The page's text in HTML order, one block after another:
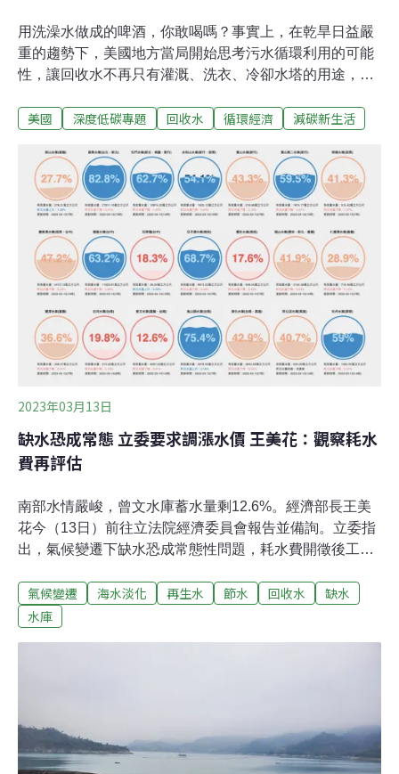
用洗澡水做成的啤酒，你敢喝嗎？事實上，在乾旱日益嚴
重的趨勢下，美國地方當局開始思考污水循環利用的可能
性，讓回收水不再只有灌溉、洗衣、冷卻水塔的用途，還
風味絕佳的啤酒，應證了此舉的可行性。在NASA太空站
水，甚至是太空人的汗水與尿液，通通會被回收再利用。
換言之，太空人早上泡咖啡的熱水，很可能源自前幾天在
廁所排出的污物。這場景乍聽之下有些嚇人，事實上，我
水釀成的啤酒 業者掛保證：比傳統自來水還乾淨美國污水
處理公司Epic Cleantec與釀酒公司Devil's Canyon在去年
3月合作推出的「Epic OneWater Brew啤酒」，堪稱再生
水啤酒品牌的箇中代表。這個被《時代》雜誌（TIME）評
選為2023年最佳發明的科隆啤酒，有著淡淡果香，
美國 深度低碳專題 回收水 循環經濟 減碳新生活
2023年03月13日
缺水恐成常態 立委要求調漲水價 王美花：觀察耗水
費再評估
南部水情嚴峻，曾文水庫蓄水量剩12.6%。經濟部長王美
花今（13日）前往立法院經濟委員會報告並備詢。立委指
出，氣候變遷下缺水恐成常態性問題，耗水費開徵後工業
水責任。王美花表示，針對台水與北水的收費標準落差，
會在兩個月內提出檢討報告，至於耗水費今年甫開徵，將
天率農委會、環保署等部會前往立法院經濟委員會，針對
「極端氣候下台灣水資源政策執行現況，及南部大旱政府
氣候變遷 海水淡化 再生水 節水 回收水
缺水
水庫